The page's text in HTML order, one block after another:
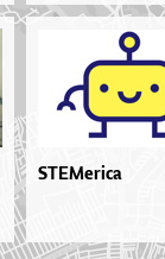
STEMerica